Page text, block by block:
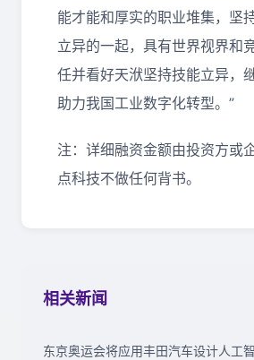
能才能和厚实的职业堆集，坚
立异的一起，具有世界视界和
任并看好天洑坚持技能立异，
助力我国工业数字化转型。”
注：详细融资金额由投资方或
点科技不做任何背书。
相关新闻
东京奥运会将应用丰田汽车设计人工